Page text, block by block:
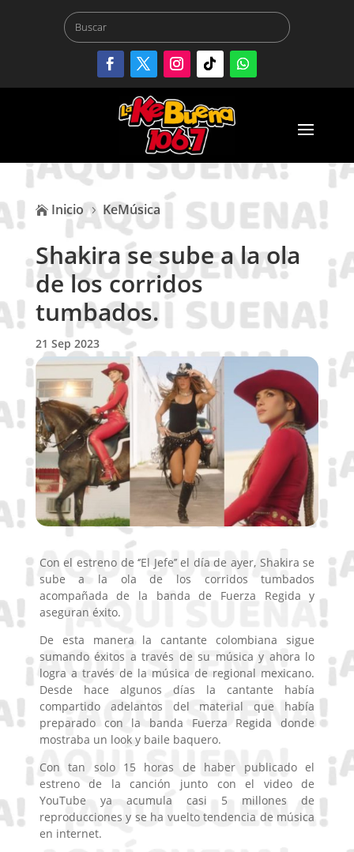
 Inicio 5 KeMúsica
Shakira se sube a la ola
de los corridos
tumbados.
21 Sep 2023
Con el estreno de ‘’El Jefe’’ el día de ayer, Shakira se
sube a la ola de los corridos tumbados
acompañada de la banda de Fuerza Regida y
aseguran éxito.
De esta manera la cantante colombiana sigue
sumando éxitos a través de su música y ahora lo
logra a través de la música de regional mexicano.
Desde hace algunos días la cantante había
compartido adelantos del material que había
preparado con la banda Fuerza Regida donde
mostraba un look y baile baquero.
Con tan solo 15 horas de haber publicado el
estreno de la canción junto con el video de
YouTube ya acumula casi 5 millones de
reproducciones y se ha vuelto tendencia de música
en internet.